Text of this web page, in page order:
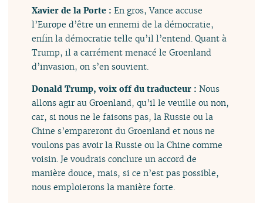
Xavier de la Porte :En gros, Vance accuse
l’Europe d’être un ennemi de la démocratie,
enfin la démocratie telle qu’il l’entend. Quant à
Trump, il a carrément menacé le Groenland
d’invasion, on s’en souvient.
Donald Trump, voix off du traducteur :Nous
allons agir au Groenland, qu’il le veuille ou non,
car, si nous ne le faisons pas, la Russie ou la
Chine s’empareront du Groenland et nous ne
voulons pas avoir la Russie ou la Chine comme
voisin. Je voudrais conclure un accord de
manière douce, mais, si ce n’est pas possible,
nous emploierons la manière forte.